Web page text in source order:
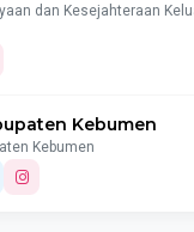
dan Kesejahteraan
Kebumen
Kebumen